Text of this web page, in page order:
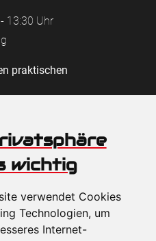
wichtig
verwendet Cookies
Technologien, um
Internet-
13:30 Uhr
praktischen